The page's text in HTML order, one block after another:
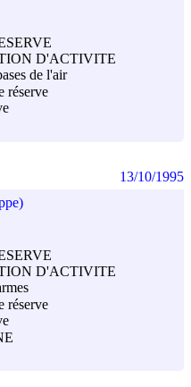
D'ACTIVITE
de l'air
réserve
D'ACTIVITE
réserve
13/10/1995